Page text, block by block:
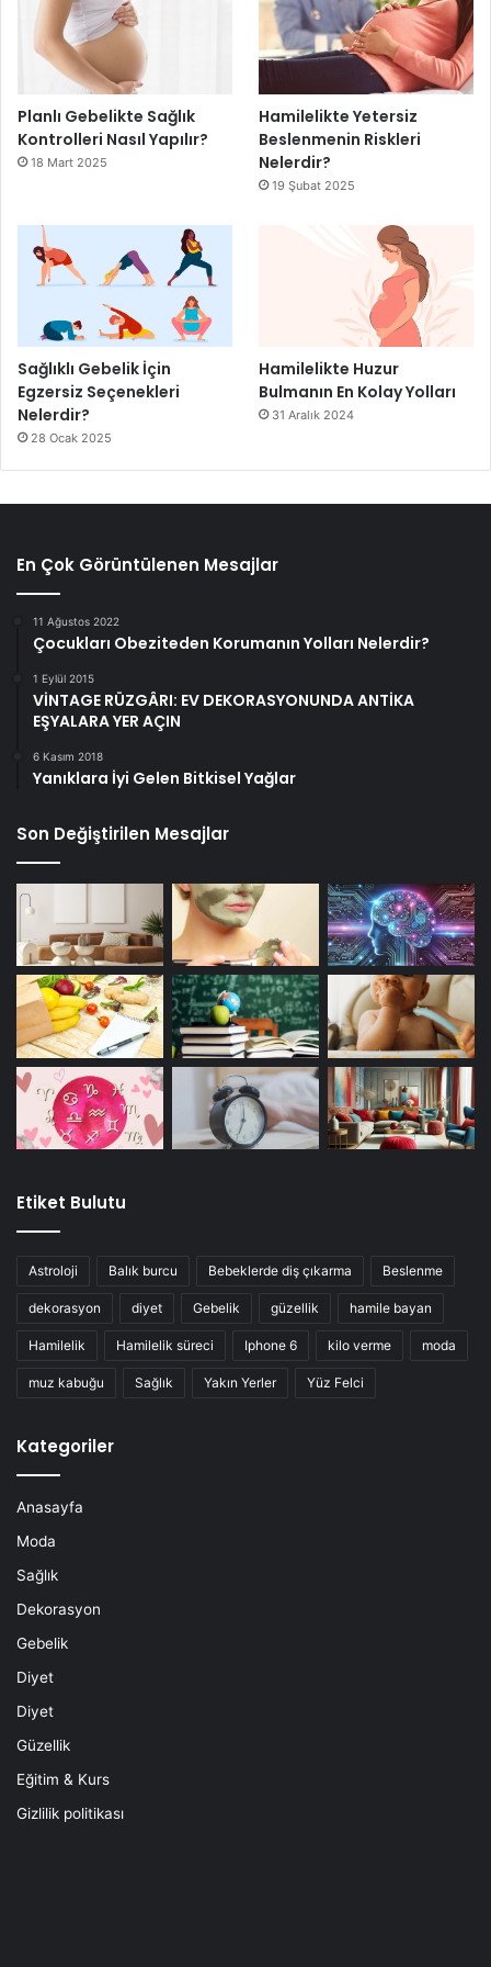
Planlı Gebelikte Sağlık
Kontrolleri Nasıl Yapılır?
18 Mart 2025
Hamilelikte Yetersiz
Beslenmenin Riskleri
Nelerdir?
19 Şubat 2025
Sağlıklı Gebelik İçin
Egzersiz Seçenekleri
Nelerdir?
28 Ocak 2025
Hamilelikte Huzur
Bulmanın En Kolay Yolları
31 Aralık 2024
En Çok Görüntülenen Mesajlar
11 Ağustos 2022
Çocukları Obeziteden Korumanın Yolları Nelerdir?
1 Eylül 2015
VİNTAGE RÜZGÂRI: EV DEKORASYONUNDA ANTİKA
EŞYALARA YER AÇIN
6 Kasım 2018
Yanıklara İyi Gelen Bitkisel Yağlar
Son Değiştirilen Mesajlar
Etiket Bulutu
Astroloji Balık burcu Bebeklerde diş çıkarma Beslenme
dekorasyon diyet Gebelik güzellik hamile bayan
Hamilelik Hamilelik süreci Iphone 6 kilo verme moda
muz kabuğu Sağlık Yakın Yerler Yüz Felci
Kategoriler
Anasayfa
Moda
Sağlık
Dekorasyon
Gebelik
Diyet
Diyet
Güzellik
Eğitim & Kurs
Gizlilik politikası